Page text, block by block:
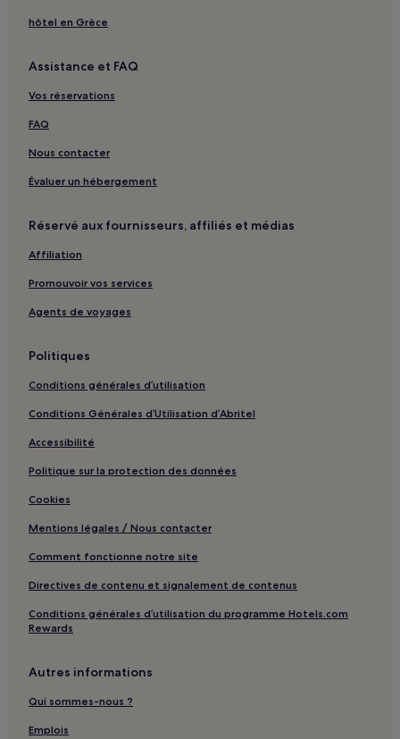
hôtel en Grèce
Assistance et FAQ
Vos réservations
FAQ
Nous contacter
Évaluer un hébergement
Réservé aux fournisseurs, affiliés et médias
Affiliation
Promouvoir vos services
Agents de voyages
Politiques
Conditions générales d’utilisation
Conditions Générales d’Utilisation d’Abritel
Accessibilité
Politique sur la protection des données
Cookies
Mentions légales / Nous contacter
Comment fonctionne notre site
Directives de contenu et signalement de contenus
Conditions générales d’utilisation du programme Hotels.com
Rewards
Autres informations
Qui sommes-nous ?
Emplois